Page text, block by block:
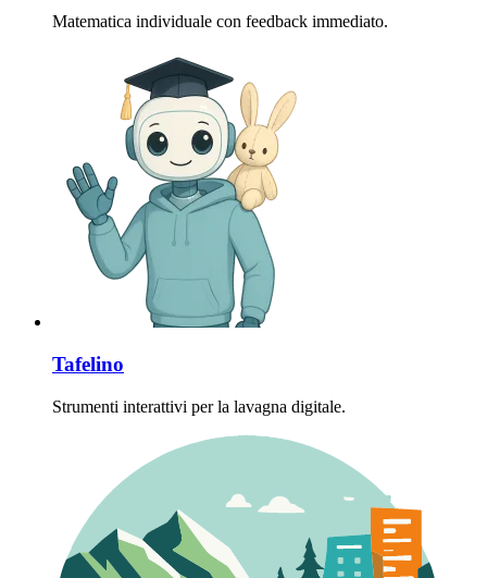
Matematica individuale con feedback immediato.
Tafelino
Strumenti interattivi per la lavagna digitale.